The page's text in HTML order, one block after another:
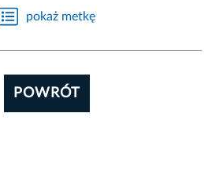
pokaż metkę
POWRÓT